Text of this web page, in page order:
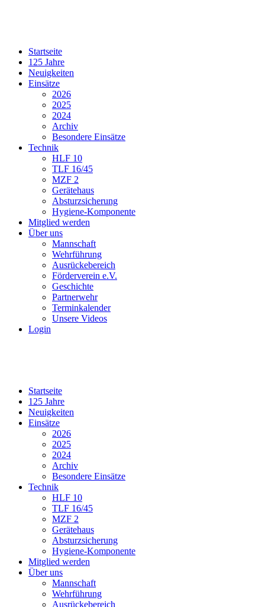
Startseite
125 Jahre
Neuigkeiten
Einsätze
2026
2025
2024
Archiv
Besondere Einsätze
Technik
HLF 10
TLF 16/45
MZF 2
Gerätehaus
Absturzsicherung
Hygiene-Komponente
Mitglied werden
Über uns
Mannschaft
Wehrführung
Ausrückebereich
Förderverein e.V.
Geschichte
Partnerwehr
Terminkalender
Unsere Videos
Login
Startseite
125 Jahre
Neuigkeiten
Einsätze
2026
2025
2024
Archiv
Besondere Einsätze
Technik
HLF 10
TLF 16/45
MZF 2
Gerätehaus
Absturzsicherung
Hygiene-Komponente
Mitglied werden
Über uns
Mannschaft
Wehrführung
Ausrückebereich